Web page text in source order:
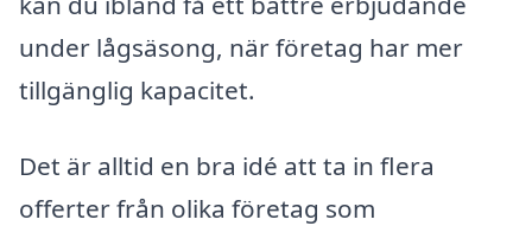
under lågsäsong, när företag har mer
tillgänglig kapacitet.
Det är alltid en bra idé att ta in flera
offerter från olika företag som